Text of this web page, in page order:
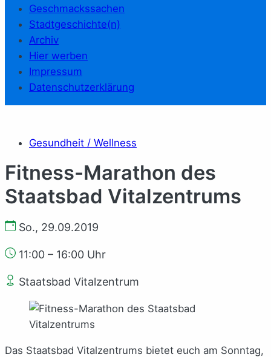
Geschmackssachen
Stadtgeschichte(n)
Archiv
Hier werben
Impressum
Datenschutzerklärung
Gesundheit / Wellness
Fitness-Marathon des
Staatsbad Vitalzentrums
So., 29.09.2019
11:00 – 16:00 Uhr
Staatsbad Vitalzentrum
Das Staatsbad Vitalzentrums bietet euch am Sonntag,